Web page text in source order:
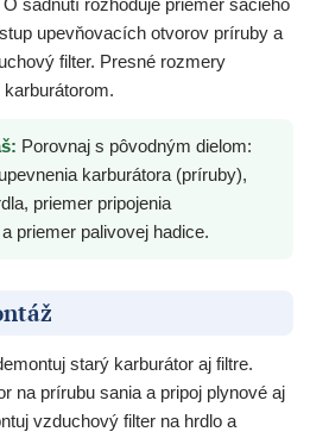
O sadnutí rozhoduje priemer sacieho
upevňovacích otvorov príruby a
filter. Presné rozmery
Porovnaj s pôvodným dielom:
karburátora (príruby),
priemer pripojenia
priemer palivovej hadice.
starý karburátor aj filtre.
na prírubu sania a pripoj plynové aj
vzduchový filter na hrdlo a